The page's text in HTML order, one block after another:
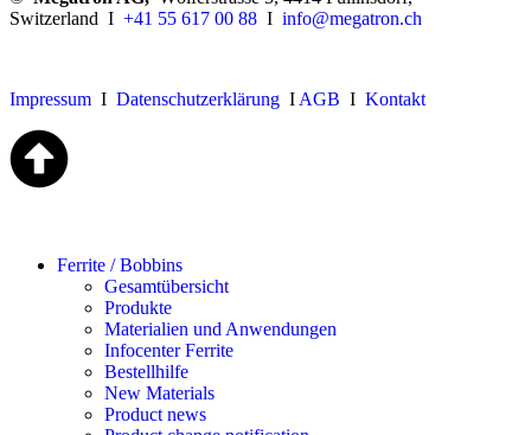
Switzerland I +41 55 617 00 88 I info@megatron.ch
Impressum I Datenschutzerklärung I AGB I Kontakt
Ferrite / Bobbins
Gesamtübersicht
Produkte
Materialien und Anwendungen
Infocenter Ferrite
Bestellhilfe
New Materials
Product news